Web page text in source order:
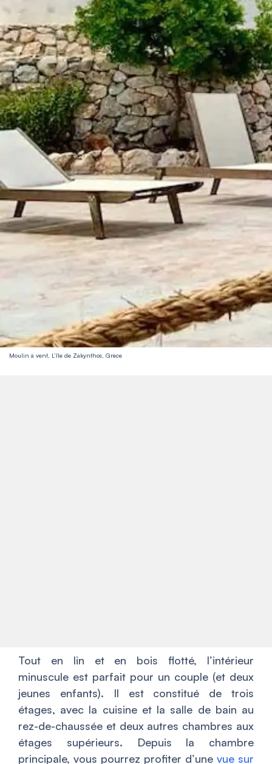
Moulin à vent, L’île de Zakynthos, Grèce
Tout en lin et en bois flotté, l’intérieur
minuscule est parfait pour un couple (et deux
jeunes enfants). Il est constitué de trois
étages, avec la cuisine et la salle de bain au
rez-de-chaussée et deux autres chambres aux
étages supérieurs. Depuis la chambre
principale, vous pourrez profiter d’une vue sur